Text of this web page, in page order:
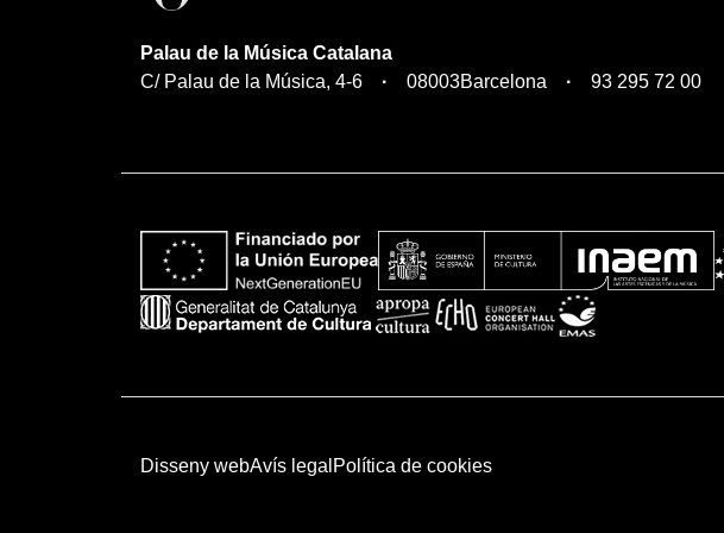
Palau de la Música Catalana
C/ Palau de la Música, 4-6
08003Barcelona 93 295 72 00
Disseny webAvís legal Política de cookies